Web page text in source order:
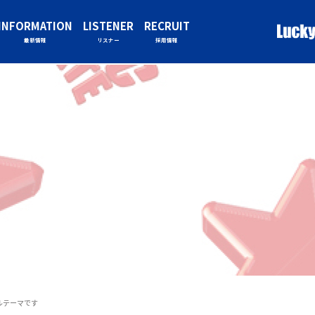
最新情報
LISTENER
リスナー
RECRUIT
採用情報
テーマです